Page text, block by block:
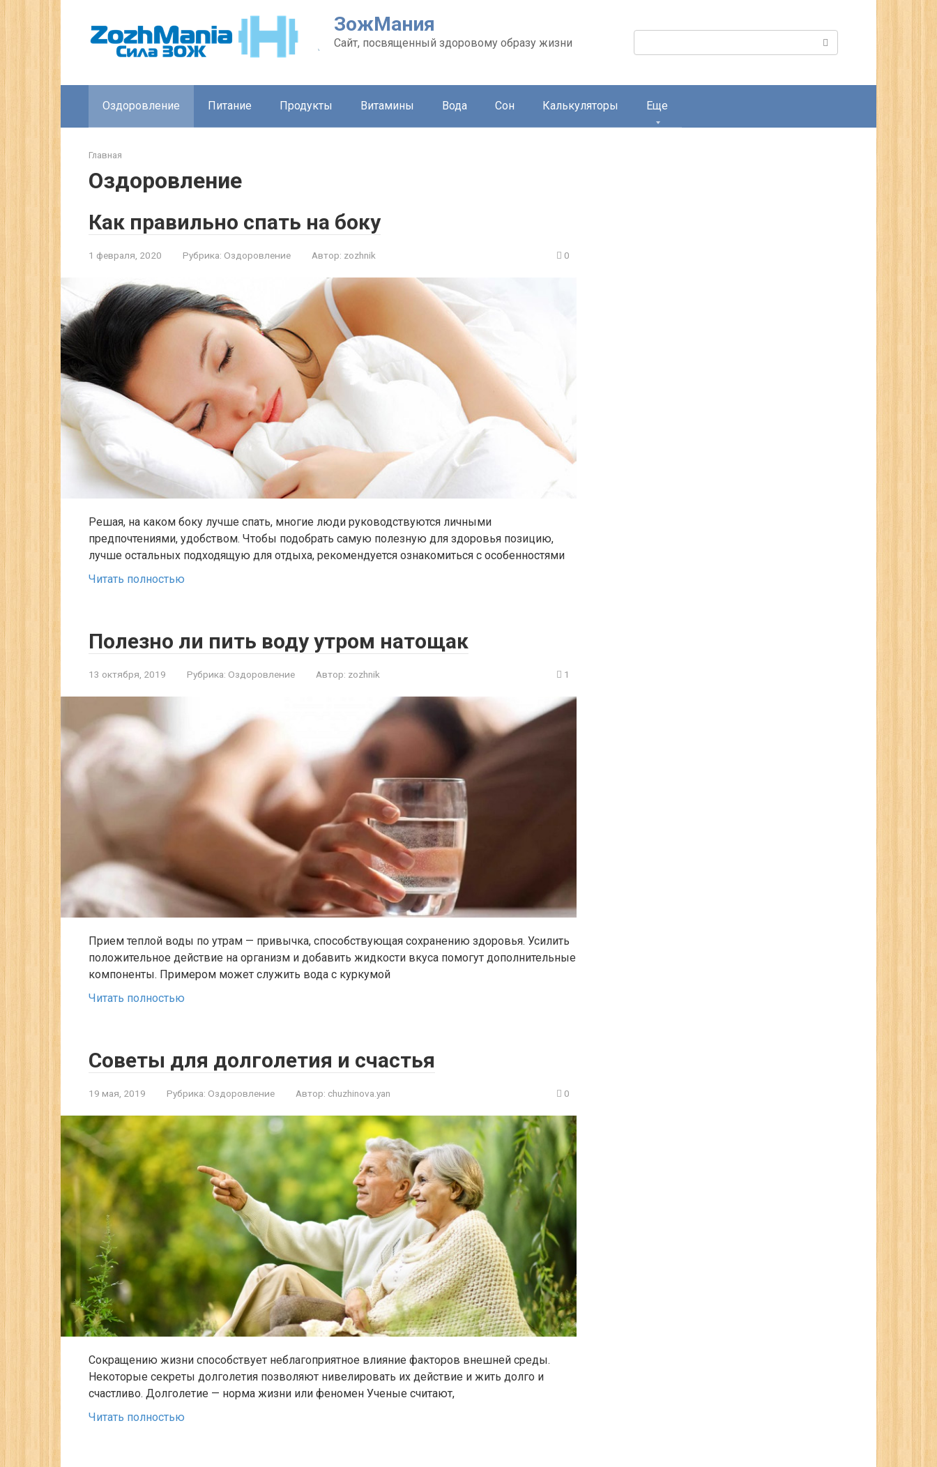
ЗожМания
Сайт, посвященный здоровому образу жизни
Оздоровление Питание Продукты Витамины Вода Сон Калькуляторы Еще
Главная
Оздоровление
Как правильно спать на боку
1 февраля, 2020 Рубрика: Оздоровление Автор: zozhnik 0
Решая, на каком боку лучше спать, многие люди руководствуются личными
предпочтениями, удобством. Чтобы подобрать самую полезную для здоровья позицию,
лучше остальных подходящую для отдыха, рекомендуется ознакомиться с особенностями
Читать полностью
Полезно ли пить воду утром натощак
13 октября, 2019 Рубрика: Оздоровление Автор: zozhnik 1
Прием теплой воды по утрам — привычка, способствующая сохранению здоровья. Усилить
положительное действие на организм и добавить жидкости вкуса помогут дополнительные
компоненты. Примером может служить вода с куркумой
Читать полностью
Cоветы для долголетия и счастья
19 мая, 2019 Рубрика: Оздоровление Автор: chuzhinova.yan 0
Сокращению жизни способствует неблагоприятное влияние факторов внешней среды.
Некоторые секреты долголетия позволяют нивелировать их действие и жить долго и
счастливо. Долголетие — норма жизни или феномен Ученые считают,
Читать полностью